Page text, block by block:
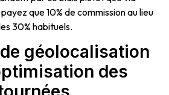
que 10% de commission au lieu
30% habituels.
géolocalisation
des